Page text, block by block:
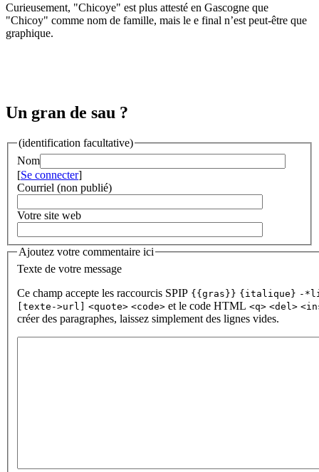
Curieusement, "Chicoye" est plus attesté en Gascogne que
"Chicoy" comme nom de famille, mais le e final n’est peut-être que
graphique.
Un gran de sau ?
(identification facultative)
Nom
[Se connecter]
Courriel (non publié)
Votre site web
Ajoutez votre commentaire ici
Texte de votre message
Ce champ accepte les raccourcis SPIP {{gras}} {italique} -
[texte->url] <quote> <code> et le code HTML <q> <del>
créer des paragraphes, laissez simplement des lignes vides.